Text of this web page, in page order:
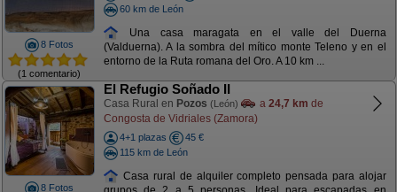
8 Fotos
(1 comentario)
60 km de León
Una casa maragata en el valle del Duerna
(Valduerna). A la sombra del mítico monte Teleno y en el
entorno de la Ruta romana del Oro. A 10 km ...
8 Fotos
El Refugio Soñado II
Casa Rural en Pozos (León) a 24,7 km de
Congosta de Vidriales (Zamora)
4+1 plazas
45 €
115 km de León
Casa rural de alquiler completo pensada para alojar